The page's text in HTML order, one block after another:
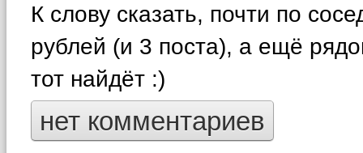
К слову сказать, почти по
рублей (и 3 поста), а ещё
тот найдёт :)
нет комментариев